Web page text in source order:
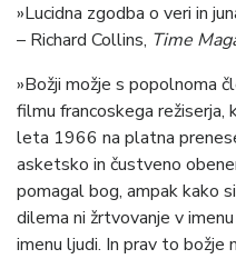
»Lucidna zgodba o veri in
– Richard Collins, Time
»Božji možje s popolnoma
filmu francoskega režiserja,
leta 1966 na platna
asketsko in čustveno
pomagal bog, ampak kako
dilema ni žrtvovanje v
imenu ljudi. In prav to božje